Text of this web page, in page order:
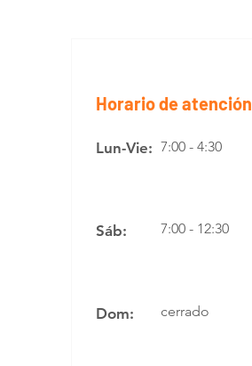
Horario de atención
Lun-Vie: 7:00 - 4:30
Sáb: 7:00 - 12:30
Dom: cerrado